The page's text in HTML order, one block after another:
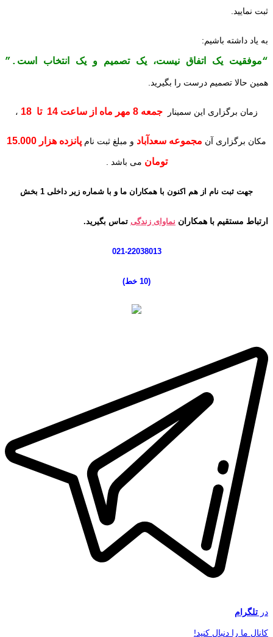
ثبت نمایید.
به یاد داشته باشیم:
“موفقیت یک اتفاق نیست، یک تصمیم و یک انتخاب است.”
همین حالا تصمیم درست را بگیرید.
زمان برگزاری این سمینار جمعه 8 مهر ماه از ساعت 14 تا 18 ،
مکان برگزاری آن مجموعه سعدآباد و مبلغ ثبت نام
پانزده هزار 15.000
تومان می باشد .
جهت ثبت نام از هم اکنون با همکاران ما و با شماره زیر داخلی 1 بخش
ارتباط مستقیم با همکاران نماوای زندگی تماس بگیرید.
021-22038013
(10 خط )
در تلگرام
کانال ما را دنبال کنید!